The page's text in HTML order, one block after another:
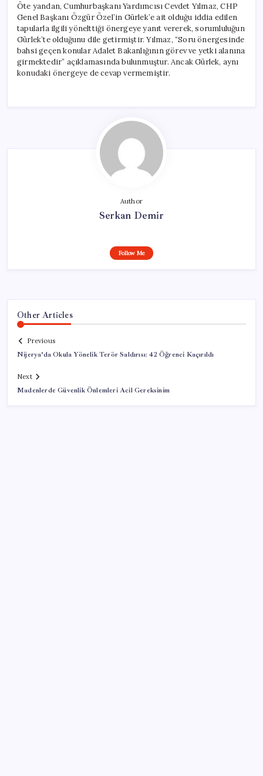
Öte yandan, Cumhurbaşkanı Yardımcısı Cevdet Yılmaz, CHP
Genel Başkanı Özgür Özel’in Gürlek’e ait olduğu iddia edilen
tapularla ilgili yönelttiği önergeye yanıt vererek, sorumluluğun
Gürlek’te olduğunu dile getirmiştir. Yılmaz, “Soru önergesinde
bahsi geçen konular Adalet Bakanlığının görev ve yetki alanına
girmektedir” açıklamasında bulunmuştur. Ancak Gürlek, aynı
konudaki önergeye de cevap vermemiştir.
Author
Serkan Demir
Follow Me
Other Articles
Previous
Nijerya’da Okula Yönelik Terör Saldırısı: 42 Öğrenci Kaçırıldı
Next
Madenlerde Güvenlik Önlemleri Acil Gereksinim